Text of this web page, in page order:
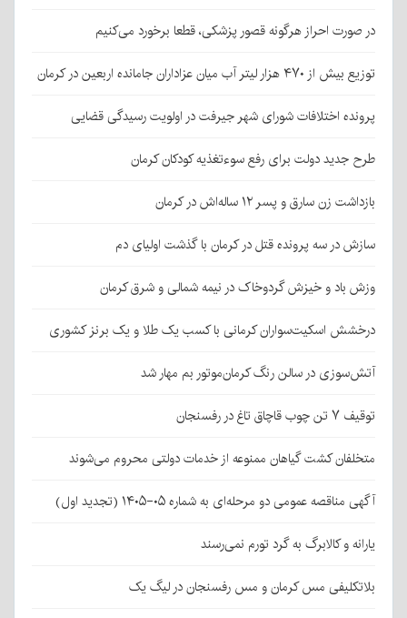
در صورت احراز هرگونه قصور پزشکی، قطعا برخورد می‌کنیم
توزیع بیش از ۴۷۰ هزار لیتر آب میان عزاداران جامانده اربعین در کرمان
پرونده اختلافات شورای شهر جیرفت در اولویت رسیدگی قضایی
طرح جدید دولت برای رفع سوءتغذیه کودکان کرمان
بازداشت زن سارق و پسر ۱۲ ساله‌اش در کرمان
سازش در سه پرونده قتل در کرمان با گذشت اولیای دم
وزش باد و خیزش گردوخاک در نیمه شمالی و شرق کرمان
درخشش اسکیت‌سواران کرمانی با کسب یک طلا و یک برنز کشوری
آتش‌سوزی در سالن رنگ کرمان‌موتور بم مهار شد
توقیف ۷ تن چوب قاچاق تاغ در رفسنجان
متخلفان کشت گیاهان ممنوعه از خدمات دولتی محروم می‌شوند
آگهی مناقصه عمومی دو مرحله‌ای به شماره ۰۵-۱۴۰۵ (تجدید اول)
یارانه و کالابرگ به گرد تورم نمی‌رسند
بلاتکلیفی مس کرمان و مس رفسنجان در لیگ یک